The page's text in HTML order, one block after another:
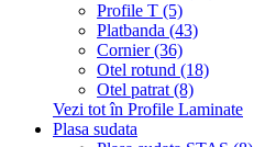
Profile T (5)
Platbanda (43)
Cornier (36)
Otel rotund (18)
Otel patrat (8)
Vezi tot în Profile Laminate
Plasa sudata